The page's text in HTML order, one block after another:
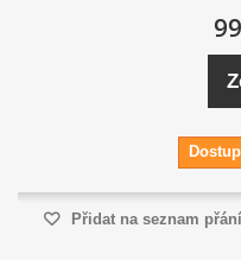
Přidat na seznam přání